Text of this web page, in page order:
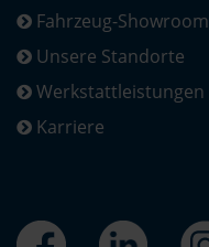
Fahrzeug-Showroom
Unsere Standorte
Werkstattleistungen
Karriere